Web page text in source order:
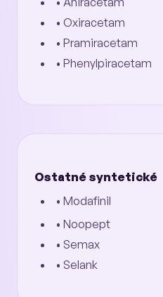
• Oxiracetam
• Pramiracetam
• Phenylpiracetam
Ostatné syntetické
• Modafinil
• Noopept
• Semax
• Selank